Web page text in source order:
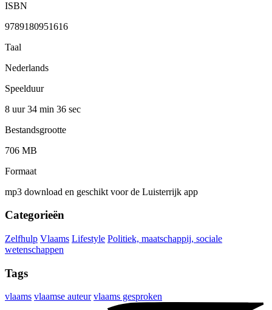
ISBN
9789180951616
Taal
Nederlands
Speelduur
8 uur 34 min 36 sec
Bestandsgrootte
706 MB
Formaat
mp3 download en geschikt voor de Luisterrijk app
Categorieën
Zelfhulp Vlaams Lifestyle Politiek, maatschappij, sociale
wetenschappen
Tags
vlaams vlaamse auteur vlaams gesproken